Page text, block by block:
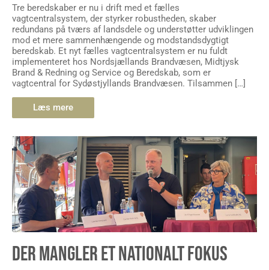
Tre beredskaber er nu i drift med et fælles
vagtcentralsystem, der styrker robustheden, skaber
redundans på tværs af landsdele og understøtter udviklingen
mod et mere sammenhængende og modstandsdygtigt
beredskab. Et nyt fælles vagtcentralsystem er nu fuldt
implementeret hos Nordsjællands Brandvæsen, Midtjysk
Brand & Redning og Service og Beredskab, som er
vagtcentral for Sydøstjyllands Brandvæsen. Tilsammen […]
Læs mere
DER MANGLER ET NATIONALT FOKUS